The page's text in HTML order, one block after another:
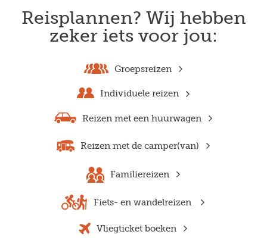
Reisplannen? Wij hebben
zeker iets voor jou:
Groepsreizen
Individuele reizen
Reizen met een huurwagen
Reizen met de camper(van)
Familiereizen
Fiets- en wandelreizen
Vliegticket boeken